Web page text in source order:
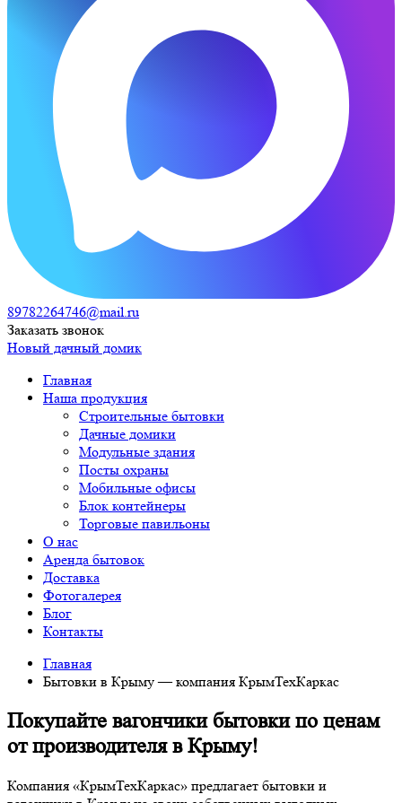
89782264746@mail.ru
Заказать звонок
Новый дачный домик
Главная
Наша продукция
Строительные бытовки
Дачные домики
Модульные здания
Посты охраны
Мобильные офисы
Блок контейнеры
Торговые павильоны
О нас
Аренда бытовок
Доставка
Фотогалерея
Блог
Контакты
Главная
Бытовки в Крыму — компания КрымТехКаркас
Покупайте вагончики бытовки по ценам
от производителя в Крыму!
Компания «КрымТехКаркас» предлагает бытовки и